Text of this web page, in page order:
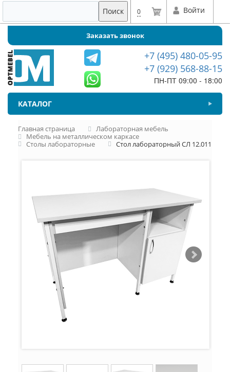
Поиск 0 Войти
Заказать звонок
+7 (495) 480-05-95
+7 (929) 568-88-15
ПН-ПТ 09:00 - 18:00
КАТАЛОГ
Главная страница
Лабораторная мебель
Мебель на металлическом каркасе
Столы лабораторные
Стол лабораторный СЛ 12.011